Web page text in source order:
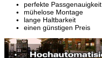
perfekte Passgenauigkeit
mühelose Montage
lange Haltbarkeit
einen günstigen Preis